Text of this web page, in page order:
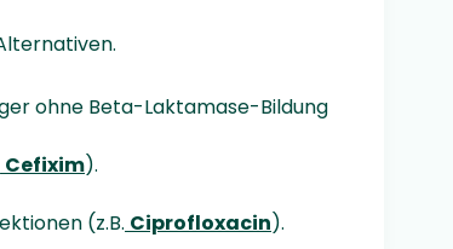
ohne Beta-Laktamase-Bildung
Cefixim).
(z.B. Ciprofloxacin).